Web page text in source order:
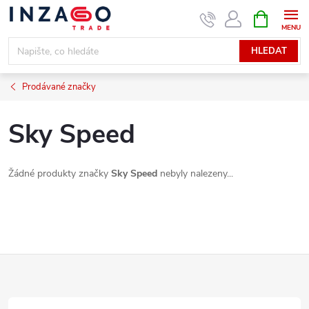
Přejít
obsah
HLEDAT
NÁKUPNÍ
KOŠÍK
Prodávané značky
Sky Speed
Žádné produkty značky Sky Speed nebyly nalezeny...